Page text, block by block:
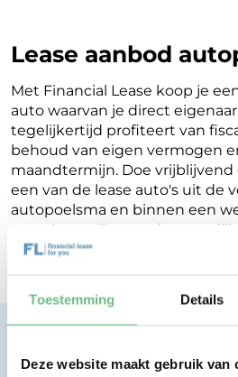
Toestemming Details
Deze website maakt gebruik van
Lease aanbod
Met Financial Lease koop je
auto waarvan je direct
tegelijkertijd profiteert van
behoud van eigen vermogen
maandtermijn. Doe vrijblijvend
een van de lease auto's uit de
autopoelsma en binnen een
terugkoppeling op de
Financial Lease.
Eenvoudig,